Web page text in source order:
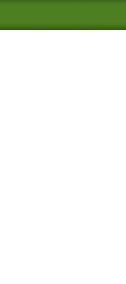
ール配信を登録す